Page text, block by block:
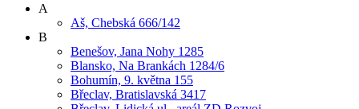
A
Aš, Chebská 666/142
B
Benešov, Jana Nohy 1285
Blansko, Na Brankách 1284/6
Bohumín, 9. května 155
Břeclav, Bratislavská 3417